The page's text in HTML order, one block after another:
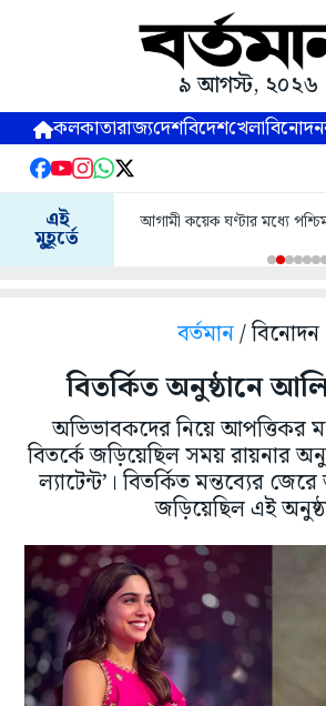
৯ আগস্ট, ২০২৬
কলকাতারাজ্যদেশবিদেশখেলাবিনোদন
এই
মুহূর্তে
আগামী কয়েক ঘণ্টার মধ্যে পশ্চিম
বর্তমান/ বিনোদন
বিতর্কিত অনুষ্ঠানে
অভিভাবকদের নিয়ে আপত্তিকর
বিতর্কে জড়িয়েছিল সময় রায়নার
ল্যাটেন্ট’। বিতর্কিত মন্তব্যের
জড়িয়েছিল এই